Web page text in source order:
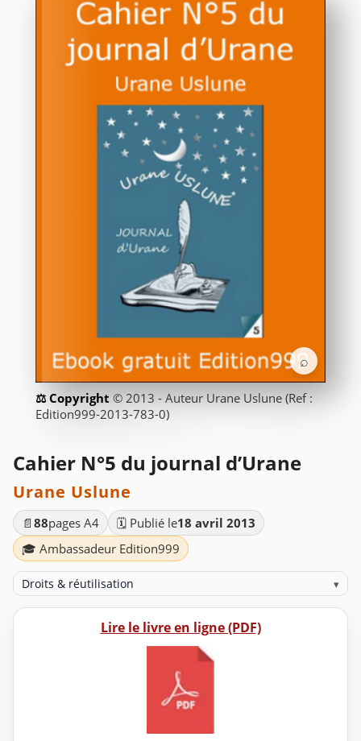
⌕
© 2013 - Auteur Urane Uslune (Ref :
Edition999-2013-783-0)
Cahier N°5 du journal d’Urane
Urane Uslune
📄 88pages A4 🗓️ Publié le18 avril 2013
🎓 Ambassadeur Edition999
Droits & réutilisation ▾
Lire le livre en ligne (PDF)